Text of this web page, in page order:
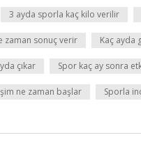
3 ayda sporla kaç kilo verilir
zaman sonuç verir Kaç ayda
çıkar Spor kaç ay sonra
ne zaman başlar Sporla